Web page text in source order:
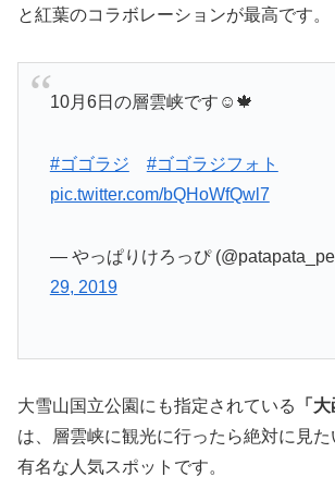
と紅葉のコラボレーションが最高です。
10月6日の層雲峡です☺️🍁
#ゴゴラジ
#ゴゴラジフォト
pic.twitter.com/bQHoWfQwl7
— やっぱりけろっぴ
29, 2019
大雪山国立公園にも指定されている
「
は、層雲峡に観光に行ったら絶対に見
有名な人気スポットです。